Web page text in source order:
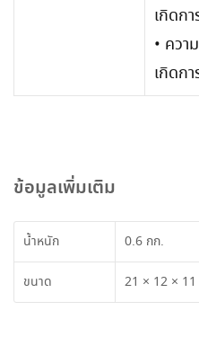
เกิดก
• ควา
เกิดก
ข้อมูลเพิ่มเติม
น้ำหนัก 0.6 กก.
ขนาด 21 × 12 × 11